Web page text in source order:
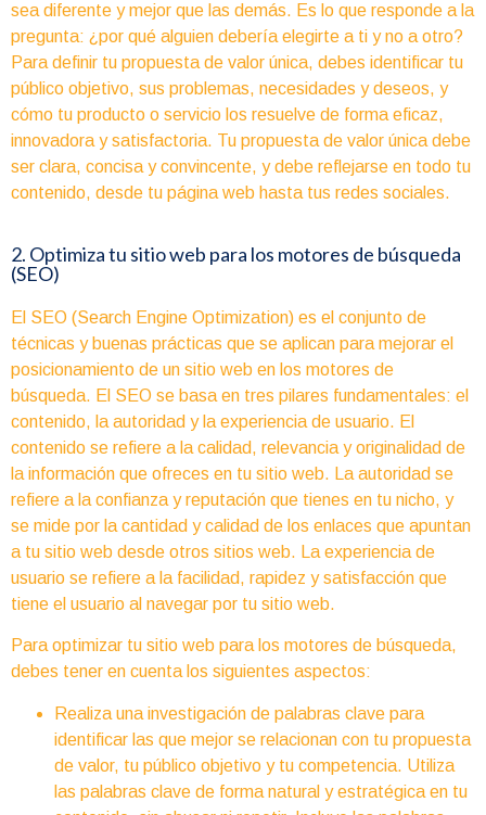
sea diferente y mejor que las demás. Es lo que responde a la
pregunta: ¿por qué alguien debería elegirte a ti y no a otro?
Para definir tu propuesta de valor única, debes identificar tu
público objetivo, sus problemas, necesidades y deseos, y
cómo tu producto o servicio los resuelve de forma eficaz,
innovadora y satisfactoria. Tu propuesta de valor única debe
ser clara, concisa y convincente, y debe reflejarse en todo tu
contenido, desde tu página web hasta tus redes sociales.
2. Optimiza tu sitio web para los motores de búsqueda
(SEO)
El SEO (Search Engine Optimization) es el conjunto de
técnicas y buenas prácticas que se aplican para mejorar el
posicionamiento de un sitio web en los motores de
búsqueda. El SEO se basa en tres pilares fundamentales: el
contenido, la autoridad y la experiencia de usuario. El
contenido se refiere a la calidad, relevancia y originalidad de
la información que ofreces en tu sitio web. La autoridad se
refiere a la confianza y reputación que tienes en tu nicho, y
se mide por la cantidad y calidad de los enlaces que apuntan
a tu sitio web desde otros sitios web. La experiencia de
usuario se refiere a la facilidad, rapidez y satisfacción que
tiene el usuario al navegar por tu sitio web.
Para optimizar tu sitio web para los motores de búsqueda,
debes tener en cuenta los siguientes aspectos:
Realiza una investigación de palabras clave para
identificar las que mejor se relacionan con tu propuesta
de valor, tu público objetivo y tu competencia. Utiliza
las palabras clave de forma natural y estratégica en tu